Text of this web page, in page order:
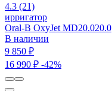
4.3 (21)
ирригатор
Oral-B OxyJet MD20.020.0
В наличии
9 850 ₽
16 990 ₽ -42%